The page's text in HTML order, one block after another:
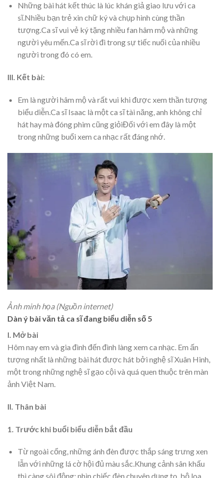
Những bài hát kết thúc là lúc khán giả giao lưu với ca
sĩ.Nhiều bạn trẻ xin chữ ký và chụp hình cùng thần
tượng.Ca sĩ vui vẻ ký tặng nhiều fan hâm mộ và những
người yêu mến.Ca sĩ rời đi trong sự tiếc nuối của nhiều
người trong đó có em.
III. Kết bài:
Em là người hâm mộ và rất vui khi được xem thần tượng
biểu diễn.Ca sĩ Isaac là một ca sĩ tài năng, anh không chỉ
hát hay mà đóng phim cũng giỏiĐối với em đây là một
trong những buổi xem ca nhạc rất đáng nhớ.
Ảnh minh họa (Nguồn internet)
Dàn ý bài văn tả ca sĩ đang biểu diễn số 5
I. Mở bài
Hôm nay em và gia đình đến đình làng xem ca nhạc. Em ấn
tượng nhất là những bài hát được hát bởi nghệ sĩ Xuân Hinh,
một trong những nghệ sĩ gạo cội và quá quen thuộc trên màn
ảnh Việt Nam.
II. Thân bài
1. Trước khi buổi biểu diễn bắt đầu
Từ ngoài cổng, những ánh đèn được thắp sáng trưng xen
lẫn với những lá cờ hội đủ màu sắc.Khung cảnh sân khấu
thì càng sôi động: nhìn chiếc đèn chuyên dụng to, bộ loa